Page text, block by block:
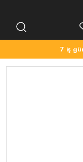
7 iş